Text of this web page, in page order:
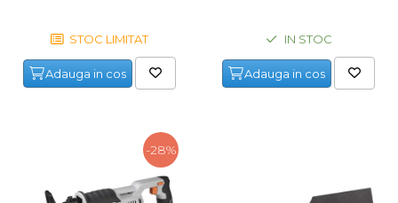
Pompa Aer
Cric Manual
Ulei Hidraulic
Dinamometric
STOC LIMITAT
Adauga in cos
IN STOC
Adauga in cos
-28%